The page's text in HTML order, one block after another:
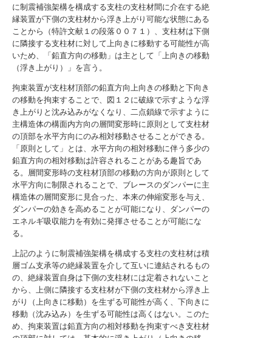
に制震補強架構を構成する支柱の支柱材間に介在する絶
縁装置が下側の支柱材から浮き上がり可能な状態にある
ことから（特許文献１の段落００７１）、支柱材は下側
に隣接する支柱材に対して上向きに移動する可能性が高
いため、「鉛直方向の移動」は主として「上向きの移動
（浮き上がり）」を言う。
拘束装置が支柱材頂部の鉛直方向上向きの移動と下向き
の移動を拘束することで、図１２に破線で示すような浮
き上がりと沈み込みがなくなり、二点鎖線で示すように
主構造体の構面内方向の層間変形時に原則として支柱材
の頂部を水平方向にのみ相対移動させることができる。
「原則として」とは、水平方向の相対移動に伴う多少の
鉛直方向の相対移動は許容されることがある趣旨であ
る。層間変形時の支柱材頂部の移動の方向が原則として
水平方向に制限されることで、ブレースのダンパーに主
構造体の層間変形に見合った、本来の伸縮変形を与え、
ダンパーの効きを高めることが可能になり、ダンパーの
エネルギ吸収能力を有効に発揮させることが可能にな
る。
上記のように制震補強架構を構成する支柱の支柱材は積
層ゴム支承等の絶縁装置を介して互いに連結されるもの
の、絶縁装置自身は下側の支柱材には定着されないこと
から、上側に隣接する支柱材が下側の支柱材から浮き上
がり（上向きに移動）を生ずる可能性が高く、下向きに
移動（沈み込み）を生ずる可能性は高くはない。このた
め、拘束装置は鉛直方向の相対移動を拘束すべき支柱材